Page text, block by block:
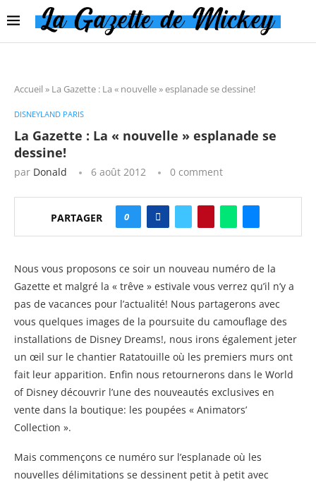
Accueil » La Gazette : La « nouvelle » esplanade se dessine!
DISNEYLAND PARIS
La Gazette : La « nouvelle » esplanade se
dessine!
par Donald 6 août 2012 0 comment
PARTAGER 0
Nous vous proposons ce soir un nouveau numéro de la
Gazette et malgré la « trêve » estivale vous verrez qu’il n’y a
pas de vacances pour l’actualité! Nous partagerons avec
vous quelques images de la poursuite du camouflage des
installations de Disney Dreams!, nous irons également jeter
un œil sur le chantier Ratatouille où les premiers murs ont
fait leur apparition. Enfin nous retournerons dans le World
of Disney découvrir l’une des nouveautés exclusives en
vente dans la boutique: les poupées « Animators’
Collection ».
Mais commençons ce numéro sur l’esplanade où les
nouvelles délimitations se dessinent petit à petit avec